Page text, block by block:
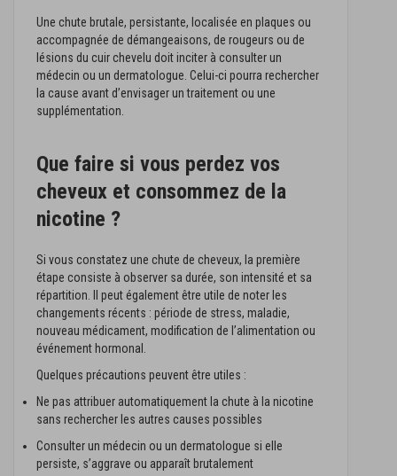
Une chute brutale, persistante, localisée en plaques ou
accompagnée de démangeaisons, de rougeurs ou de
lésions du cuir chevelu doit inciter à consulter un
médecin ou un dermatologue. Celui-ci pourra rechercher
la cause avant d’envisager un traitement ou une
supplémentation.
Que faire si vous perdez vos
cheveux et consommez de la
nicotine ?
Si vous constatez une chute de cheveux, la première
étape consiste à observer sa durée, son intensité et sa
répartition. Il peut également être utile de noter les
changements récents : période de stress, maladie,
nouveau médicament, modification de l’alimentation ou
événement hormonal.
Quelques précautions peuvent être utiles :
Ne pas attribuer automatiquement la chute à la nicotine
sans rechercher les autres causes possibles
Consulter un médecin ou un dermatologue si elle
persiste, s’aggrave ou apparaît brutalement